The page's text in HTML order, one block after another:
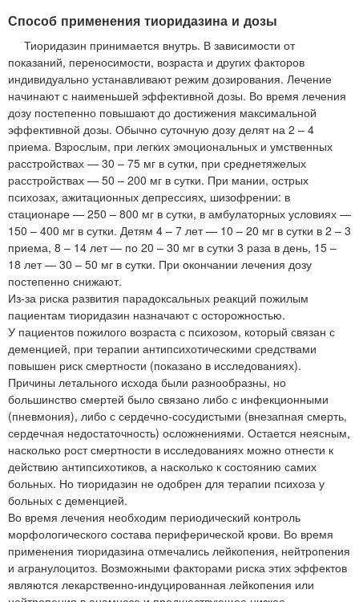
Способ применения тиоридазина и дозы
Тиоридазин принимается внутрь. В зависимости от
показаний, переносимости, возраста и других факторов
индивидуально устанавливают режим дозирования. Лечение
начинают с наименьшей эффективной дозы. Во время лечения
дозу постепенно повышают до достижения максимальной
эффективной дозы. Обычно суточную дозу делят на 2 – 4
приема. Взрослым, при легких эмоциональных и умственных
расстройствах — 30 – 75 мг в сутки, при среднетяжелых
расстройствах — 50 – 200 мг в сутки. При мании, острых
психозах, ажитационных депрессиях, шизофрении: в
стационаре — 250 – 800 мг в сутки, в амбулаторных условиях —
150 – 400 мг в сутки. Детям 4 – 7 лет — 10 – 20 мг в сутки в 2 – 3
приема, 8 – 14 лет — по 20 – 30 мг в сутки 3 раза в день, 15 –
18 лет — 30 – 50 мг в сутки. При окончании лечения дозу
постепенно снижают.
Из-за риска развития парадоксальных реакций пожилым
пациентам тиоридазин назначают с осторожностью.
У пациентов пожилого возраста с психозом, который связан с
деменцией, при терапии антипсихотическими средствами
повышен риск смертности (показано в исследованиях).
Причины летального исхода были разнообразны, но
большинство смертей было связано либо с инфекционными
(пневмония), либо с сердечно-сосудистыми (внезапная смерть,
сердечная недостаточность) осложнениями. Остается неясным,
насколько рост смертности в исследованиях можно отнести к
действию антипсихотиков, а насколько к состоянию самих
больных. Но тиоридазин не одобрен для терапии психоза у
больных с деменцией.
Во время лечения необходим периодический контроль
морфологического состава периферической крови. Во время
применения тиоридазина отмечались лейкопения, нейтропения
и агранулоцитоз. Возможными факторами риска этих эффектов
являются лекарственно-индуцированная лейкопения или